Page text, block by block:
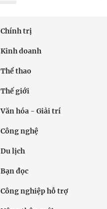
Chính trị
Kinh doanh
Thể thao
Thế giới
Văn hóa - Giải trí
Công nghệ
Du lịch
Bạn đọc
Công nghiệp hỗ trợ